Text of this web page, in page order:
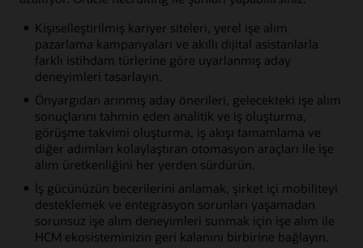
Kişiselleştirilmiş kariyer siteleri, yerel işe alım
pazarlama kampanyaları ve akıllı dijital asistanlarla
farklı istihdam türlerine göre uyarlanmış aday
deneyimleri tasarlayın.
Önyargıdan arınmış aday önerileri, gelecekteki işe alım
sonuçlarını tahmin eden analitik ve iş oluşturma,
görüşme takvimi oluşturma, iş akışı tamamlama ve
diğer adımları kolaylaştıran otomasyon araçları ile işe
alım üretkenliğini her yerden sürdürün.
İş gücünüzün becerilerini anlamak, şirket içi mobiliteyi
desteklemek ve entegrasyon sorunları yaşamadan
sorunsuz işe alım deneyimleri sunmak için işe alım ile
HCM ekosisteminizin geri kalanını birbirine bağlayın.